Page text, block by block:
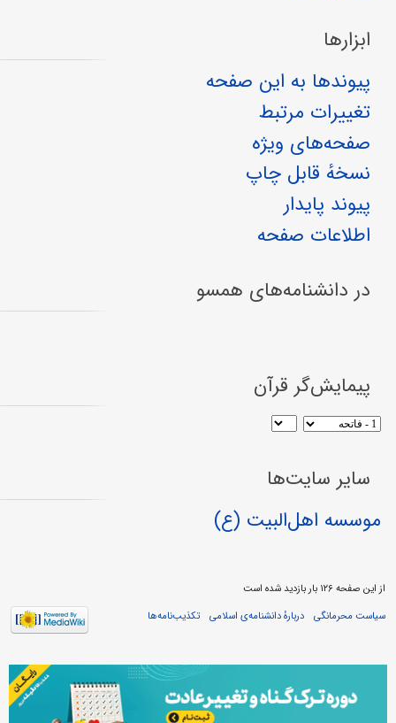
ابزارها
پیوندها به این صفحه
تغییرات مرتبط
صفحه‌های ویژه
نسخهٔ قابل چاپ
پیوند پایدار
اطلاعات صفحه
در دانشنامه‌های همسو
پیمایش‌گر قرآن
سایر سایت‌ها
موسسه اهل‌البیت (ع)
از این صفحه ۱۲۶ بار بازدید شده است
سیاست محرمانگی
دربارهٔ دانشنامه‌ی اسلامی تکذیب‌نامه‌ها